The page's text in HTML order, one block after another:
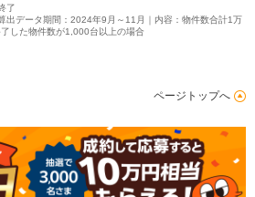
了
出データ期間：2024年9月～11月｜内容：物件数合計1万
した物件数が1,000台以上の場合
ページトップへ